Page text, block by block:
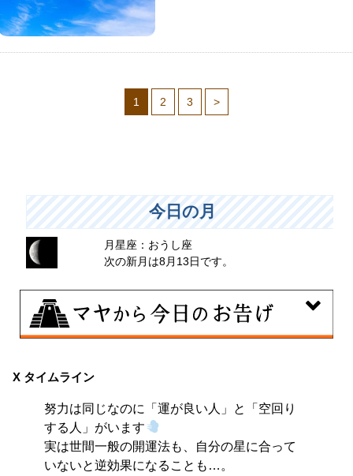
1 2 3 >
今日の月
月星座：おうし座
次の新月は8月13日です。
伝統や歴史的な過去のやり方・道筋を踏襲する日。あな
を。
X タイムライン
努力は同じなのに「運が良い人」と「空回り
する人」がいます
実は世間一般の開運法も、自分の星に合って
いないと逆効果になることも…。